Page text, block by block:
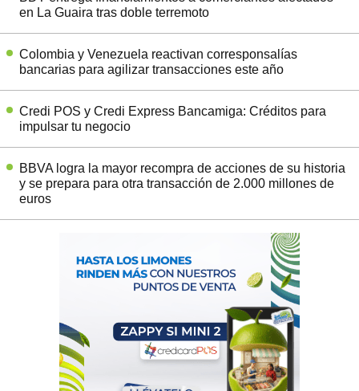
en La Guaira tras doble terremoto
Colombia y Venezuela reactivan corresponsalías
bancarias para agilizar transacciones este año
Credi POS y Credi Express Bancamiga: Créditos para
impulsar tu negocio
BBVA logra la mayor recompra de acciones de su historia
y se prepara para otra transacción de 2.000 millones de
euros